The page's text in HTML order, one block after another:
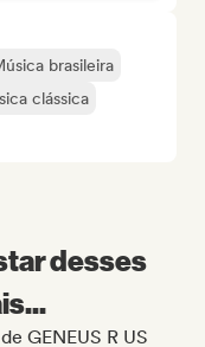
brasileira
clássica
desses
GENEUS R US